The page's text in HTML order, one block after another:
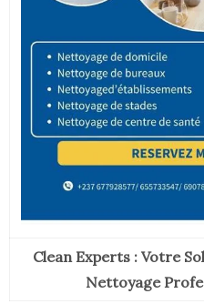
Clean Experts : Votre
Nettoyage